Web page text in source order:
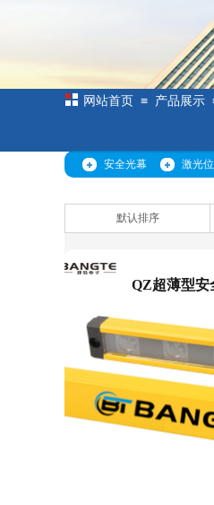
网站首页 ≡ 产品展示
安全光幕 激光
默认排序
QZ超薄型安